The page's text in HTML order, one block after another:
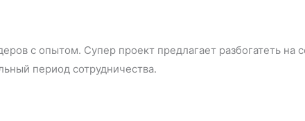
с опытом. Супер проект предлагает разбогатеть на
период сотрудничества.